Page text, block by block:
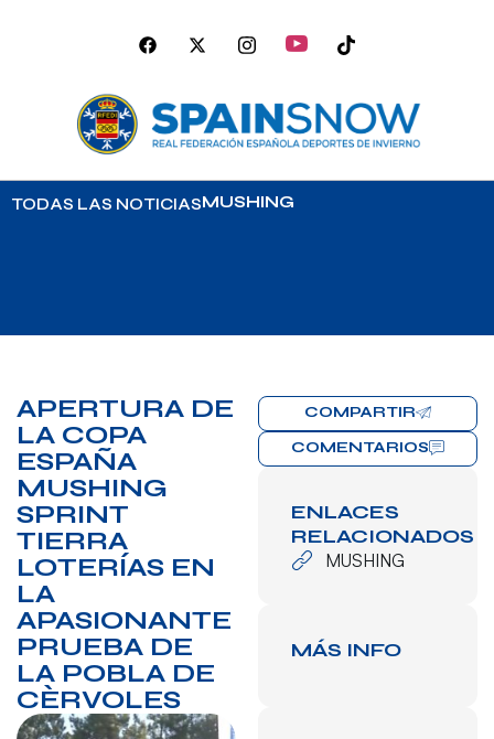
TODAS LAS NOTICIASMUSHING
APERTURA DE
LA COPA
ESPAÑA
MUSHING
SPRINT
TIERRA
LOTERÍAS EN
LA
APASIONANTE
PRUEBA DE
LA POBLA DE
CÈRVOLES
COMPARTIR
COMENTARIOS
ENLACES
RELACIONADOS
MUSHING
MÁS INFO